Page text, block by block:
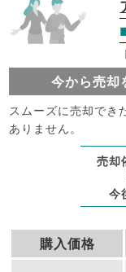
今から売却
スムーズに売却でき
ありません。
売却
今
購入価格